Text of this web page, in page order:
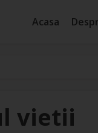
Acasa
vietii